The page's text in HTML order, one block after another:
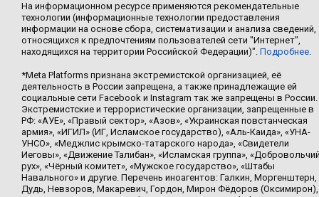
На информационном ресурсе применяются рекомендательные
технологии (информационные технологии предоставления
информации на основе сбора, систематизации и анализа сведений,
относящихся к предпочтениям пользователей сети "Интернет",
находящихся на территории Российской Федерации)". Подробнее.
*Meta Platforms признана экстремистской организацией, её
деятельность в России запрещена, а также принадлежащие ей
социальные сети Facebook и Instagram так же запрещены в России.
Экстремистские и террористические организации, запрещенные в
РФ: «АУЕ», «Правый сектор», «Азов», «Украинская повстанческая
армия», «ИГИЛ» (ИГ, Исламское государство), «Аль-Каида», «УНА-
УНСО», «Меджлис крымско-татарского народа», «Свидетели
Иеговы», «Движение Талибан», «Исламская группа»,
рух», «Чёрный комитет», «Мужское государство», «Штабы
Навального» и другие. Перечень иноагентов: Галкин, Моргенштерн,
Дудь, Невзоров, Макаревич, Гордон, Мирон Фёдоров (Оксимирон),